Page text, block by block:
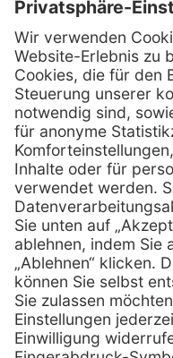
MediQuick Arzt- und
Hans-
D-
E-Mail:
Services
Retoure